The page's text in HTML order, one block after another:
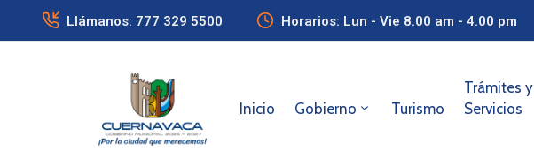
Llámanos: 777 329 5500 Horarios: Lun - Vie 8.00 am - 4.00 pm
Inicio Gobierno Turismo
Trámites y
Servicios